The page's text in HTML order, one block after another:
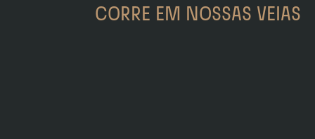
CORRE EM NOSSAS VEIAS